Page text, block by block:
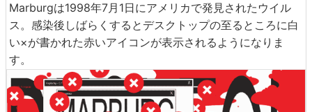
Marburgは1998年7月1日にアメリカで発見されたウイル
ス。感染後しばらくするとデスクトップの至るところに白
い×が書かれた赤いアイコンが表示されるようになりま
す。